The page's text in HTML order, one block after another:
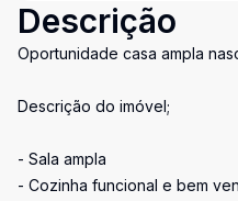
Descrição
Oportunidade casa ampla
Descrição do imóvel;
- Sala ampla
- Cozinha funcional e bem